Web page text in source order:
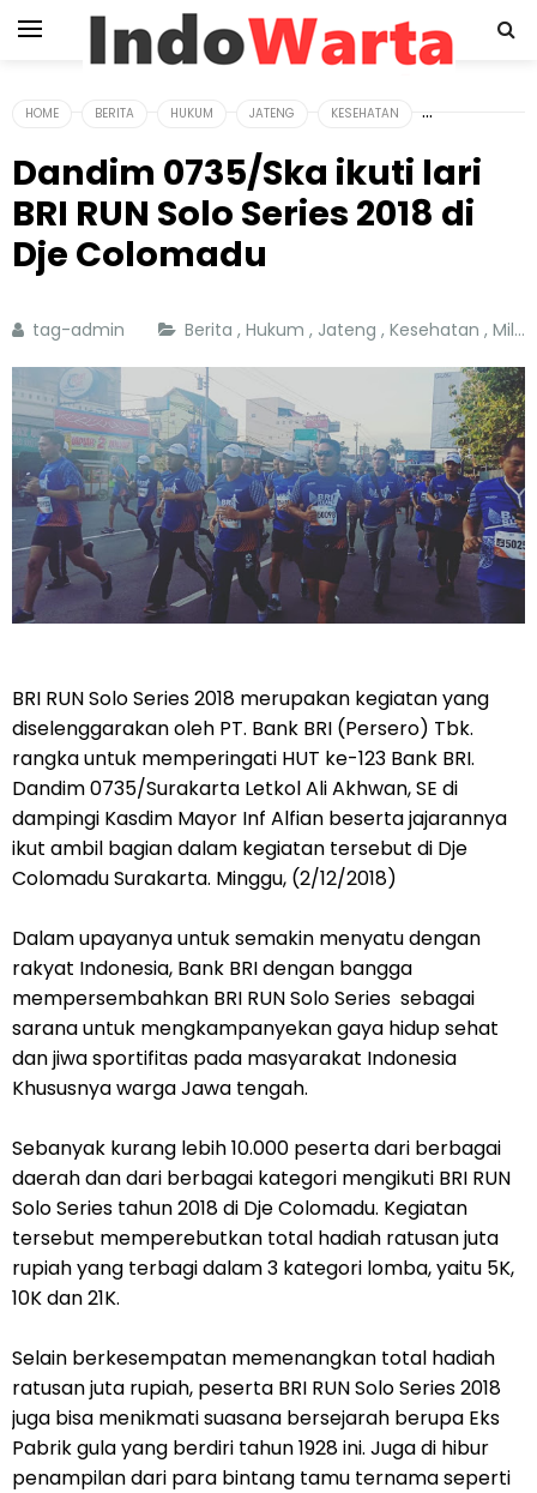
HOME BERITA HUKUM JATENG KESEHATAN
Dandim 0735/Ska ikuti lari
BRI RUN Solo Series 2018 di
Dje Colomadu
tag-admin Berita , Hukum , Jateng , Kesehatan , Militer
BRI RUN Solo Series 2018 merupakan kegiatan yang
diselenggarakan oleh PT. Bank BRI (Persero) Tbk.
rangka untuk memperingati HUT ke-123 Bank BRI.
Dandim 0735/Surakarta Letkol Ali Akhwan, SE di
dampingi Kasdim Mayor Inf Alfian beserta jajarannya
ikut ambil bagian dalam kegiatan tersebut di Dje
Colomadu Surakarta. Minggu, (2/12/2018)
Dalam upayanya untuk semakin menyatu dengan
rakyat Indonesia, Bank BRI dengan bangga
mempersembahkan BRI RUN Solo Series sebagai
sarana untuk mengkampanyekan gaya hidup sehat
dan jiwa sportifitas pada masyarakat Indonesia
Khususnya warga Jawa tengah.
Sebanyak kurang lebih 10.000 peserta dari berbagai
daerah dan dari berbagai kategori mengikuti BRI RUN
Solo Series tahun 2018 di Dje Colomadu. Kegiatan
tersebut memperebutkan total hadiah ratusan juta
rupiah yang terbagi dalam 3 kategori lomba, yaitu 5K,
10K dan 21K.
Selain berkesempatan memenangkan total hadiah
ratusan juta rupiah, peserta BRI RUN Solo Series 2018
juga bisa menikmati suasana bersejarah berupa Eks
Pabrik gula yang berdiri tahun 1928 ini. Juga di hibur
penampilan dari para bintang tamu ternama seperti